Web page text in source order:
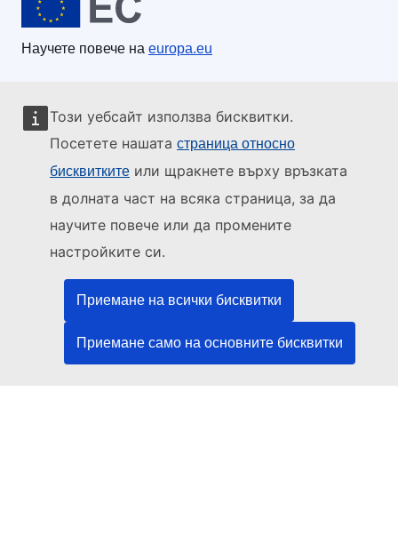
Този уебсайт използва бисквитки.
Посетете нашата страница относно
бисквитките или щракнете върху връзката
в долната част на всяка страница, за да
научите повече или да промените
настройките си.
Приемане на всички бисквитки
Приемане само на основните бисквитки
Научете повече на europa.eu
Обадете ни се на 00 800 6 7 8 9 10 11
Използвайте други телефонни номера
Пишете ни чрез нашия формуляр за връзка
Срещнете се с нас в център на ЕС
Социални медии
ЕС в социалните медии
Институции и органи на ЕС